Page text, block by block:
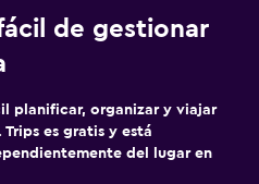
de gestionar
planificar, organizar y viajar
es gratis y está
del lugar en